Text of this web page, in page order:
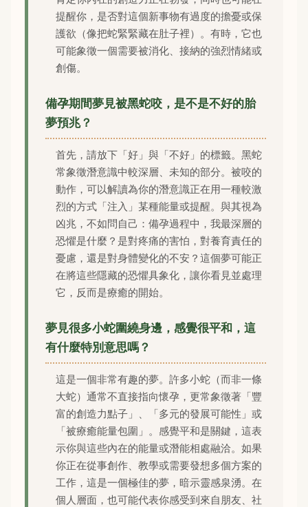
提醒你，是否對這個新事物有過度的擔憂或保
護欲（像把蛇緊緊藏在肚子裡）。有時，它也
可能象徵一個需要被消化、接納的強烈情緒或
創傷。
備孕期間夢見被黑蛇咬，是不是不好的胎
夢預兆？
首先，請放下「好」與「不好」的標籤。黑蛇
常象徵潛意識中較深層、未知的部分。被咬的
動作，可以解讀為你的潛意識正在用一種較激
烈的方式「注入」某種能量或提醒。與其視為
凶兆，不如問自己：備孕過程中，我最深層的
恐懼是什麼？是對疼痛的害怕，對養育責任的
憂慮，還是對身體變化的不安？這個夢可能正
在將這些隱藏的恐懼具象化，讓你看見並處理
它，反而是療癒的開始。
夢見很多小蛇圍繞身邊，感覺很平和，這
有什麼特別意思嗎？
這是一個非常有趣的夢。許多小蛇（而非一條
大蛇）通常不直接指向懷孕，更常象徵著「豐
富的創造力點子」、「多元的發展可能性」或
「被療癒能量包圍」。感覺平和是關鍵，這表
示你與這些內在的能量或潛能相處融洽。如果
你正在從事創作、教學或需要發想多個方案的
工作，這是一個極佳的夢，暗示靈感泉湧。在
個人層面，也可能代表你感受到來自朋友、社